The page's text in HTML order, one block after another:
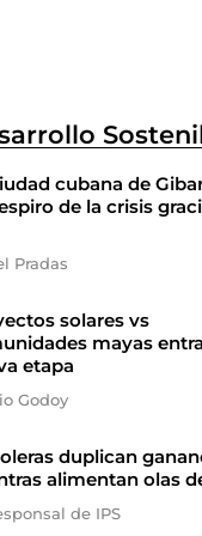
cubana de
de la crisis
Pradas
solares vs
mayas
etapa
Godoy
duplican
alimentan olas
de IPS